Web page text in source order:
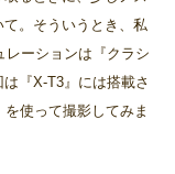
。そういうとき、私
レーションは『クラシ
『X-T3』には搭載さ
使って撮影してみま